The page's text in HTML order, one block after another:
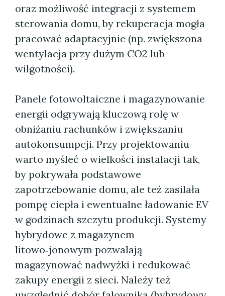
oraz możliwość integracji z systemem
sterowania domu, by rekuperacja mogła
pracować adaptacyjnie (np. zwiększona
wentylacja przy dużym CO2 lub
wilgotności).
Panele fotowoltaiczne i magazynowanie
energii odgrywają kluczową rolę w
obniżaniu rachunków i zwiększaniu
autokonsumpcji. Przy projektowaniu
warto myśleć o wielkości instalacji tak,
by pokrywała podstawowe
zapotrzebowanie domu, ale też zasilała
pompę ciepła i ewentualne ładowanie EV
w godzinach szczytu produkcji. Systemy
hybrydowe z magazynem
litowo‑jonowym pozwalają
magazynować nadwyżki i redukować
zakupy energii z sieci. Należy też